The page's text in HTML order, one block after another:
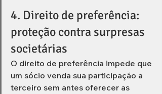
4. Direito de preferência:
proteção contra surpresas
societárias
O direito de preferência impede que
um sócio venda sua participação a
terceiro sem antes oferecer as